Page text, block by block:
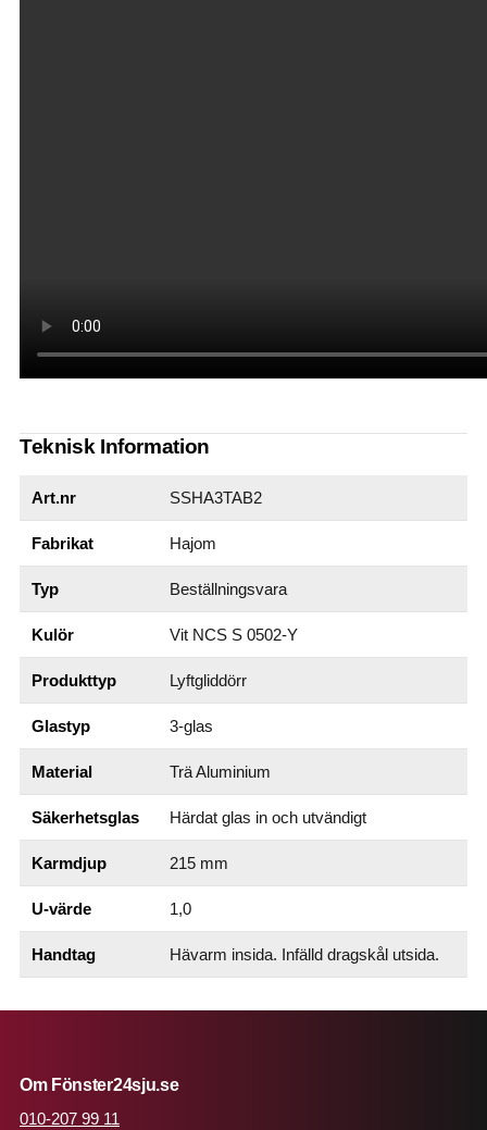
Teknisk Information
Art.nr SSHA3TAB2
Fabrikat Hajom
Typ Beställningsvara
Kulör Vit NCS S 0502-Y
Produkttyp Lyftgliddörr
Glastyp 3-glas
Material Trä Aluminium
Säkerhetsglas Härdat glas in och utvändigt
Karmdjup 215 mm
U-värde 1,0
Handtag Hävarm insida. Infälld dragskål utsida.
Om Fönster24sju.se
010-207 99 11